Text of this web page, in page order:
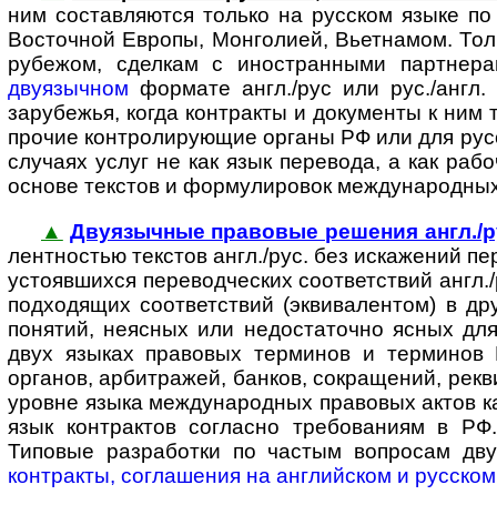
ним состав­ляются только на русском языке
Восточной Европы, Монголией, Вьетнамом.
рубежом, сделкам с ино­стран­ными
двуязычном формате англ./рус или рус./
зарубежья, когда контракты и документы к
прочие контро­ли­рующие органы РФ или для
случаях услуг не как язык перевода, а как
основе текстов и форму­ли­ровок
▲ Двуязычные правовые решения англ./
лен­т­нос­тью текстов англ./рус. без искажений
устояв­шихся пере­вод­ческих соответствий
под­ходящих соответствий (эквивалентом) в
понятий, неясных или недоста­точно ясных
двух языках правовых терминов и
органов, арбитражей, банков, сокращений,
уровне языка между­народных правовых актов
язык контрактов согласно требо­ваниям в
Типовые разработки по частым вопросам
контракты, соглашения на англий­ском и